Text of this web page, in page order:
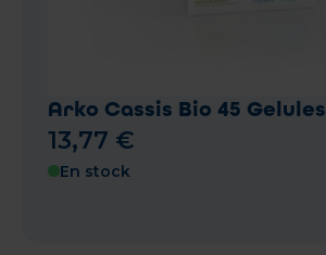
Arko Cassis Bio 45 Gelules
13,77 €
En stock